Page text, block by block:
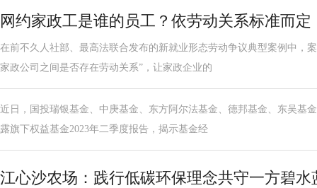
网约家政工是谁的员工？依劳动关系标准而定
在前不久人社部、最高法联合发布的新就业形态劳动争议典型案例中，
家政公司之间是否存在劳动关系”，让家政企业的
近日，国投瑞银基金、中庚基金、东方阿尔法基金、德邦基金、东吴基
露旗下权益基金2023年二季度报告，揭示基金经
江心沙农场：践行低碳环保理念共守一方碧水